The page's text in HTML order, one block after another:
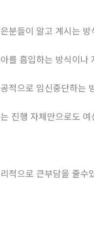
분들이 알고 계시는 방
를 흡입하는 방식이나
적으로 임신중단하는
진행 자체만으로도
적으로 큰부담을 줄수